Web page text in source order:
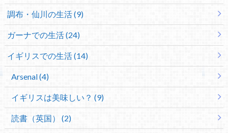
調布・仙川の生活 (9)
ガーナでの生活 (24)
イギリスでの生活 (14)
Arsenal (4)
イギリスは美味しい？ (9)
読書（英国） (2)